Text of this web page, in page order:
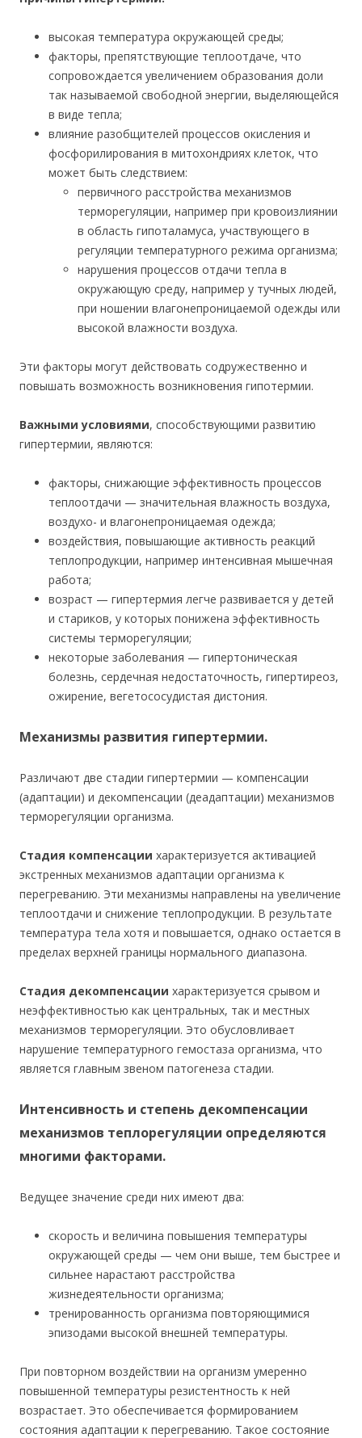
высокая температура окружающей среды;
факторы, препятствующие теплоотдаче, что
сопровождается увеличением образования доли
так называемой свободной энергии, выделяющейся
в виде тепла;
влияние разобщителей процессов окисления и
фосфорилирования в митохондриях клеток, что
может быть следствием:
первичного расстройства механизмов
терморегуляции, например при кровоизлиянии
в область гипоталамуса, участвующего в
регуляции температурного режима организма;
нарушения процессов отдачи тепла в
окружающую среду, например у тучных людей,
при ношении влагонепроницаемой одежды или
высокой влажности воздуха.
Эти факторы могут действовать содружественно и
повышать возможность возникновения гипотермии.
Важными условиями, способствующими развитию
гипертермии, являются:
факторы, снижающие эффективность процессов
теплоотдачи — значительная влажность воздуха,
воздухо- и влагонепроницаемая одежда;
воздействия, повышающие активность реакций
теплопродукции, например интенсивная мышечная
работа;
возраст — гипертермия легче развивается у детей
и стариков, у которых понижена эффективность
системы терморегуляции;
некоторые заболевания — гипертоническая
болезнь, сердечная недостаточность, гипертиреоз,
ожирение, вегетососудистая дистония.
Механизмы развития гипертермии.
Различают две стадии гипертермии — компенсации
(адаптации) и декомпенсации (деадаптации) механизмов
терморегуляции организма.
Стадия компенсации характеризуется активацией
экстренных механизмов адаптации организма к
перегреванию. Эти механизмы направлены на увеличение
теплоотдачи и снижение теплопродукции. В результате
температура тела хотя и повышается, однако остается в
пределах верхней границы нормального диапазона.
Стадия декомпенсации характеризуется срывом и
неэффективностью как центральных, так и местных
механизмов терморегуляции. Это обусловливает
нарушение температурного гемостаза организма, что
является главным звеном патогенеза стадии.
Интенсивность и степень декомпенсации
механизмов теплорегуляции определяются
многими факторами.
Ведущее значение среди них имеют два:
скорость и величина повышения температуры
окружающей среды — чем они выше, тем быстрее и
сильнее нарастают расстройства
жизнедеятельности организма;
тренированность организма повторяющимися
эпизодами высокой внешней температуры.
При повторном воздействии на организм умеренно
повышенной температуры резистентность к ней
возрастает. Это обеспечивается формированием
состояния адаптации к перегреванию. Такое состояние